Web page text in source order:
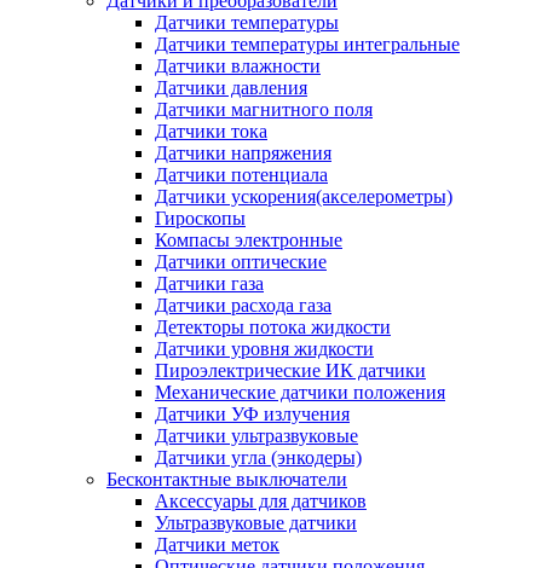
Датчики температуры
Датчики температуры интегральные
Датчики влажности
Датчики давления
Датчики магнитного поля
Датчики тока
Датчики напряжения
Датчики потенциала
Датчики ускорения(акселерометры)
Гироскопы
Компасы электронные
Датчики оптические
Датчики газа
Датчики расхода газа
Детекторы потока жидкости
Датчики уровня жидкости
Пироэлектрические ИК датчики
Механические датчики положения
Датчики УФ излучения
Датчики ультразвуковые
Датчики угла (энкодеры)
Бесконтактные выключатели
Аксессуары для датчиков
Ультразвуковые датчики
Датчики меток